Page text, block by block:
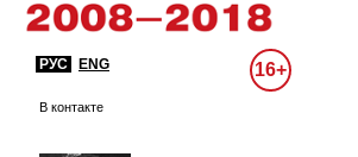
РУС ENG 16+
В контакте